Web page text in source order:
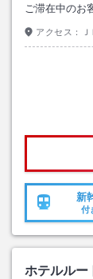
ご滞在中のお
アクセス：
新
付
ホテルルー